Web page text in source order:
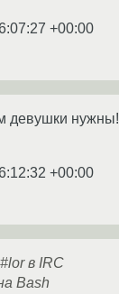
+00:00
девушки нужны!
+00:00
в IRC
Bash